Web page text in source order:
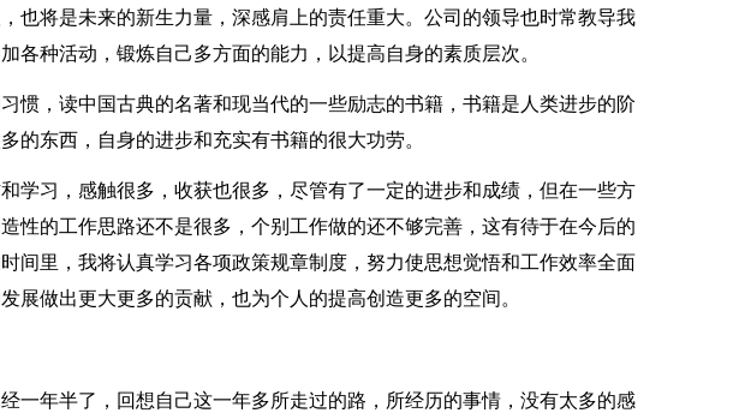
将是未来的新生力量，深感肩上的责任重大。公司的领导也时常教导我
各种活动，锻炼自己多方面的能力，以提高自身的素质层次。
，读中国古典的名著和现当代的一些励志的书籍，书籍是人类进步的阶
的东西，自身的进步和充实有书籍的很大功劳。
习，感触很多，收获也很多，尽管有了一定的进步和成绩，但在一些方
性的工作思路还不是很多，个别工作做的还不够完善，这有待于在今后的
间里，我将认真学习各项政策规章制度，努力使思想觉悟和工作效率全面
展做出更大更多的贡献，也为个人的提高创造更多的空间。
年半了，回想自己这一年多所走过的路，所经历的事情，没有太多的感